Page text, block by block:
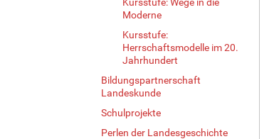
Moderne
Kursstufe:
Herrschaftsmodelle im 20.
Jahrhundert
Bildungspartnerschaft
Landeskunde
Schulprojekte
Perlen der Landesgeschichte